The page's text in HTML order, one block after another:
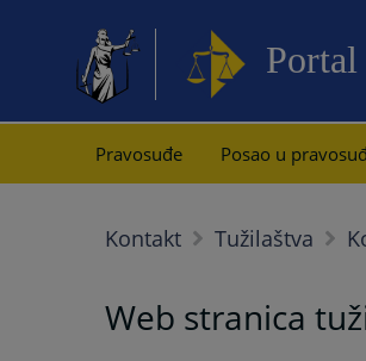
Portal
Pravosuđe Posao u
Kontakt Tužilaštva
Web stranica